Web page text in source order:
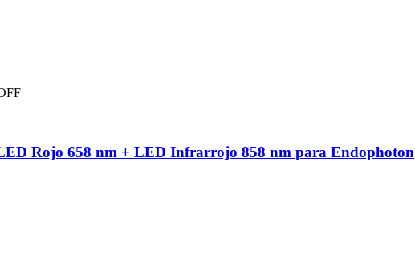
Rojo 658 nm + LED Infrarrojo 858 nm para Endophoton